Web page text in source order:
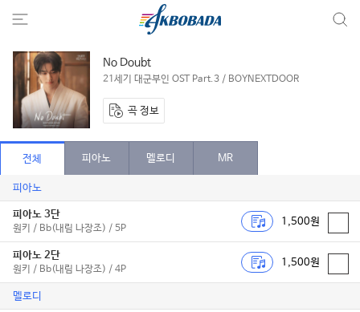
No Doubt
21세기 대군부인 OST Part.3 / BOYNEXTDOOR
곡 정보
전체 피아노 멜로디 MR
피아노
피아노 3단
원키 / Bb(내림 나장조) / 5P
1,500원
피아노 2단
원키 / Bb(내림 나장조) / 4P
1,500원
멜로디